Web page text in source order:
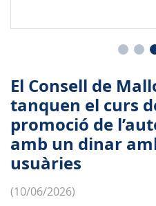
El Consell de
tanquen el curs
promoció de
amb un dinar
usuàries
(10/06/2026)